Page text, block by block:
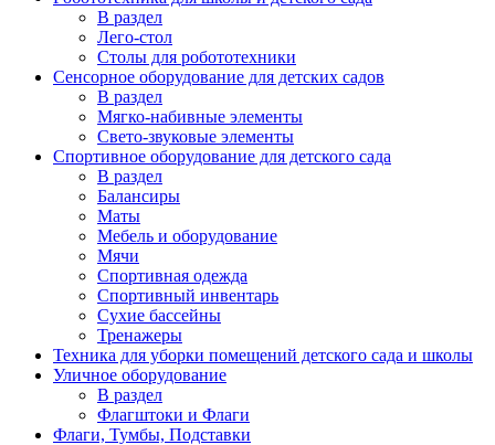
В раздел
Лего-стол
Столы для робототехники
Сенсорное оборудование для детских садов
В раздел
Мягко-набивные элементы
Свето-звуковые элементы
Спортивное оборудование для детского сада
В раздел
Балансиры
Маты
Мебель и оборудование
Мячи
Спортивная одежда
Спортивный инвентарь
Сухие бассейны
Тренажеры
Техника для уборки помещений детского сада и школы
Уличное оборудование
В раздел
Флагштоки и Флаги
Флаги, Тумбы, Подставки